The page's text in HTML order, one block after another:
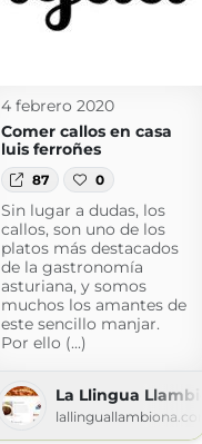
4 febrero 2020
Comer callos en casa
luis ferroñes
87 0
Sin lugar a dudas, los
callos, son uno de los
platos más destacados
de la gastronomía
asturiana, y somos
muchos los amantes de
este sencillo manjar.
Por ello (...)
La Llingua
lallinguallambiona.com